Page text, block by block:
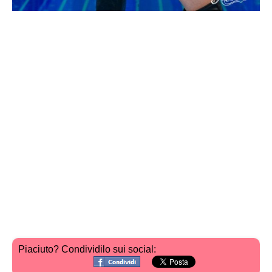
Piaciuto? Condividilo sui social: